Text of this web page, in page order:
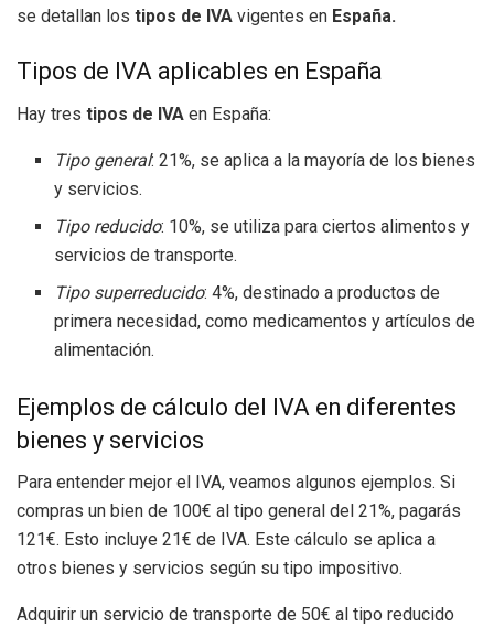
se detallan los tipos de IVA vigentes en España.
Tipos de IVA aplicables en España
Hay tres tipos de IVA en España:
Tipo general: 21%, se aplica a la mayoría de los bienes
y servicios.
Tipo reducido: 10%, se utiliza para ciertos alimentos y
servicios de transporte.
Tipo superreducido: 4%, destinado a productos de
primera necesidad, como medicamentos y artículos de
alimentación.
Ejemplos de cálculo del IVA en diferentes
bienes y servicios
Para entender mejor el IVA, veamos algunos ejemplos. Si
compras un bien de 100€ al tipo general del 21%, pagarás
121€. Esto incluye 21€ de IVA. Este cálculo se aplica a
otros bienes y servicios según su tipo impositivo.
Adquirir un servicio de transporte de 50€ al tipo reducido